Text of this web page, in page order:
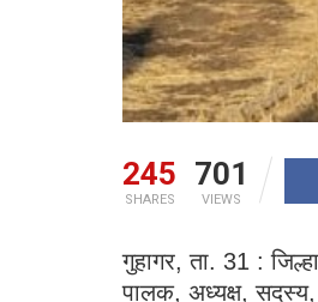
245
SHARES
701
VIEWS
गुहागर, ता. 31 :
पालक, अध्यक्ष, सदस्य,